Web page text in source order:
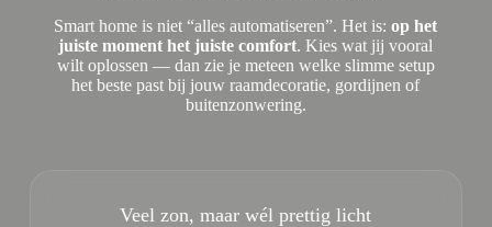
Smart home is niet “alles automatiseren”. Het is:op het
juiste moment het juiste comfort. Kies wat jij vooral
wilt oplossen — dan zie je meteen welke slimme setup
het beste past bij jouw raamdecoratie, gordijnen of
buitenzonwering.
Veel zon, maar wél prettig licht